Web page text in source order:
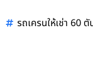
รถเครนให้เช่า 60